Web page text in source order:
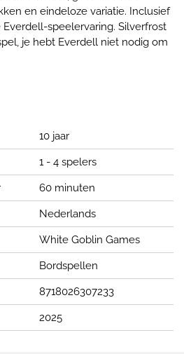
en eindeloze variatie. Inclusief
speelervaring. Silverfrost
je hebt Everdell niet nodig om
10 jaar
1 - 4 spelers
60 minuten
Nederlands
White Goblin Games
Bordspellen
8718026307233
2025